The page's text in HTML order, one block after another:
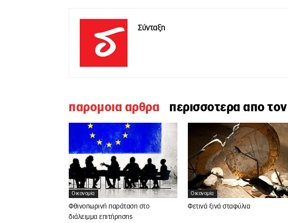
Σύνταξη
παρομοια αρθρα περισσοτερα απο
Οικονομία
Φθινοπωρινή παράταση στο
διάλειμμα επιτήρησης
Οικονομία
Φετινά ξινά σταφύλια